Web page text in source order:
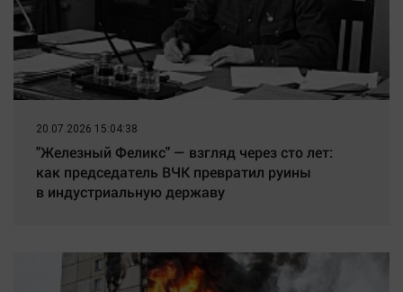
20.07.2026 15:04:38
"Железный Феликс" — взгляд через сто лет:
как председатель ВЧК превратил руины
в индустриальную державу